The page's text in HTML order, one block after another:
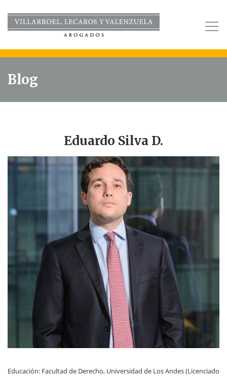
Blog
Eduardo Silva D.
Educación: Facultad de Derecho, Universidad de Los Andes (Licenciado